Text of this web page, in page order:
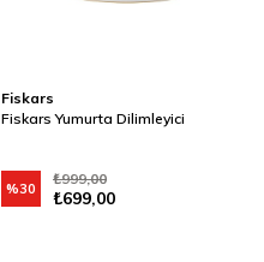
Fiskars
Fiskars Yumurta Dilimleyici
₺699,00
₺999,00
%30